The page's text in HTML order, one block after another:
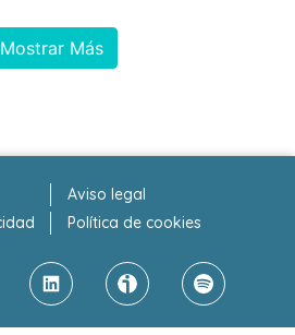
Mostrar Más
Aviso legal
Política de cookies